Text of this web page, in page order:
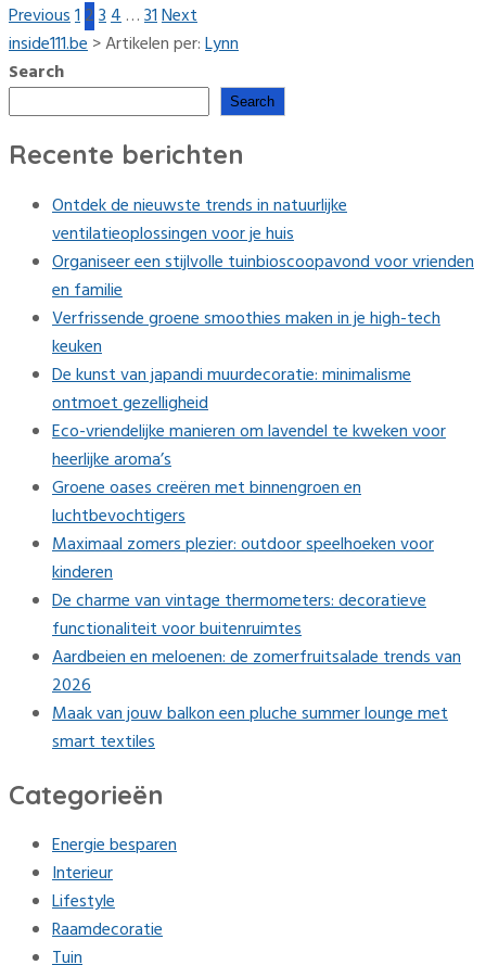
Previous1234…31Next
inside111.be>Artikelen per:Lynn
Search
Search
Recente berichten
Ontdek de nieuwste trends in natuurlijke
ventilatieoplossingen voor je huis
Organiseer een stijlvolle tuinbioscoopavond voor vrienden
en familie
Verfrissende groene smoothies maken in je high-tech
keuken
De kunst van japandi muurdecoratie: minimalisme
ontmoet gezelligheid
Eco-vriendelijke manieren om lavendel te kweken voor
heerlijke aroma’s
Groene oases creëren met binnengroen en
luchtbevochtigers
Maximaal zomers plezier: outdoor speelhoeken voor
kinderen
De charme van vintage thermometers: decoratieve
functionaliteit voor buitenruimtes
Aardbeien en meloenen: de zomerfruitsalade trends van
2026
Maak van jouw balkon een pluche summer lounge met
smart textiles
Categorieën
Energie besparen
Interieur
Lifestyle
Raamdecoratie
Tuin